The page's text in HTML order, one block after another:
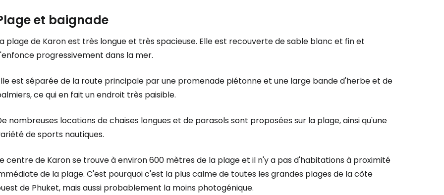
et baignade
plage de Karon est très longue et très spacieuse. Elle est recouverte de sable blanc et fin et
progressivement dans la mer.
est séparée de la route principale par une promenade piétonne et une large bande d'herbe et de
ce qui en fait un endroit très paisible.
nombreuses locations de chaises longues et de parasols sont proposées sur la plage, ainsi qu'une
de sports nautiques.
centre de Karon se trouve à environ 600 mètres de la plage et il n'y a pas d'habitations à proximité
de la plage. C'est pourquoi c'est la plus calme de toutes les grandes plages de la côte
de Phuket, mais aussi probablement la moins photogénique.